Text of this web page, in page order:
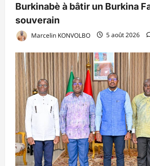
Burkinabè à bâtir un Burkina
souverain
Marcelin KONVOLBO 5 août 2026